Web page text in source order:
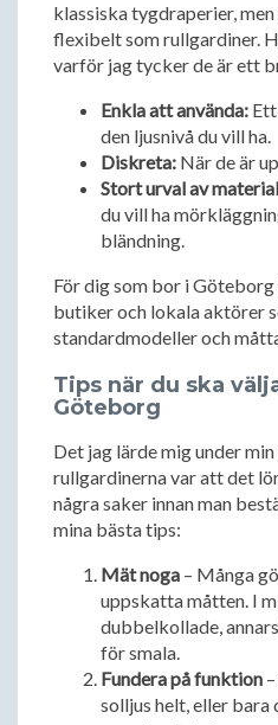
klassiska tygdraperier,
flexibelt som rullgardiner.
varför jag tycker de är ett
Enkla att använda:
den ljusnivå du vill ha.
Diskreta: När de är
Stort urval av
du vill ha
bländning.
För dig som bor i
butiker och lokala aktörer
standardmodeller och
Tips när du ska
Göteborg
Det jag lärde mig under
rullgardinerna var att det
några saker innan man
mina bästa tips:
Mät noga – Många
uppskatta måtten. I
dubbelkollade,
för smala.
Fundera på funktion
solljus helt, eller